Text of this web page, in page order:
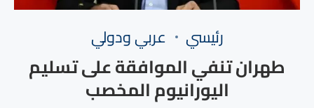
رئيسي ⁠عربي ودولي
طهران تنفي الموافقة على تسليم
اليورانيوم المخصب